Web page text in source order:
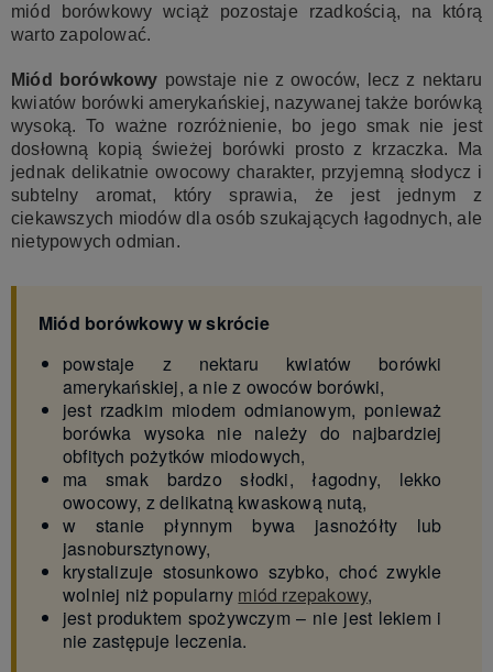
miód borówkowy wciąż pozostaje rzadkością, na którą
warto zapolować.
Miód borówkowy powstaje nie z owoców, lecz z nektaru
kwiatów borówki amerykańskiej, nazywanej także borówką
wysoką. To ważne rozróżnienie, bo jego smak nie jest
dosłowną kopią świeżej borówki prosto z krzaczka. Ma
jednak delikatnie owocowy charakter, przyjemną słodycz i
subtelny aromat, który sprawia, że jest jednym z
ciekawszych miodów dla osób szukających łagodnych, ale
nietypowych odmian.
Miód borówkowy w skrócie
powstaje z nektaru kwiatów borówki
amerykańskiej, a nie z owoców borówki,
jest rzadkim miodem odmianowym, ponieważ
borówka wysoka nie należy do najbardziej
obfitych pożytków miodowych,
ma smak bardzo słodki, łagodny, lekko
owocowy, z delikatną kwaskową nutą,
w stanie płynnym bywa jasnożółty lub
jasnobursztynowy,
krystalizuje stosunkowo szybko, choć zwykle
wolniej niż popularny miód rzepakowy,
jest produktem spożywczym – nie jest lekiem i
nie zastępuje leczenia.